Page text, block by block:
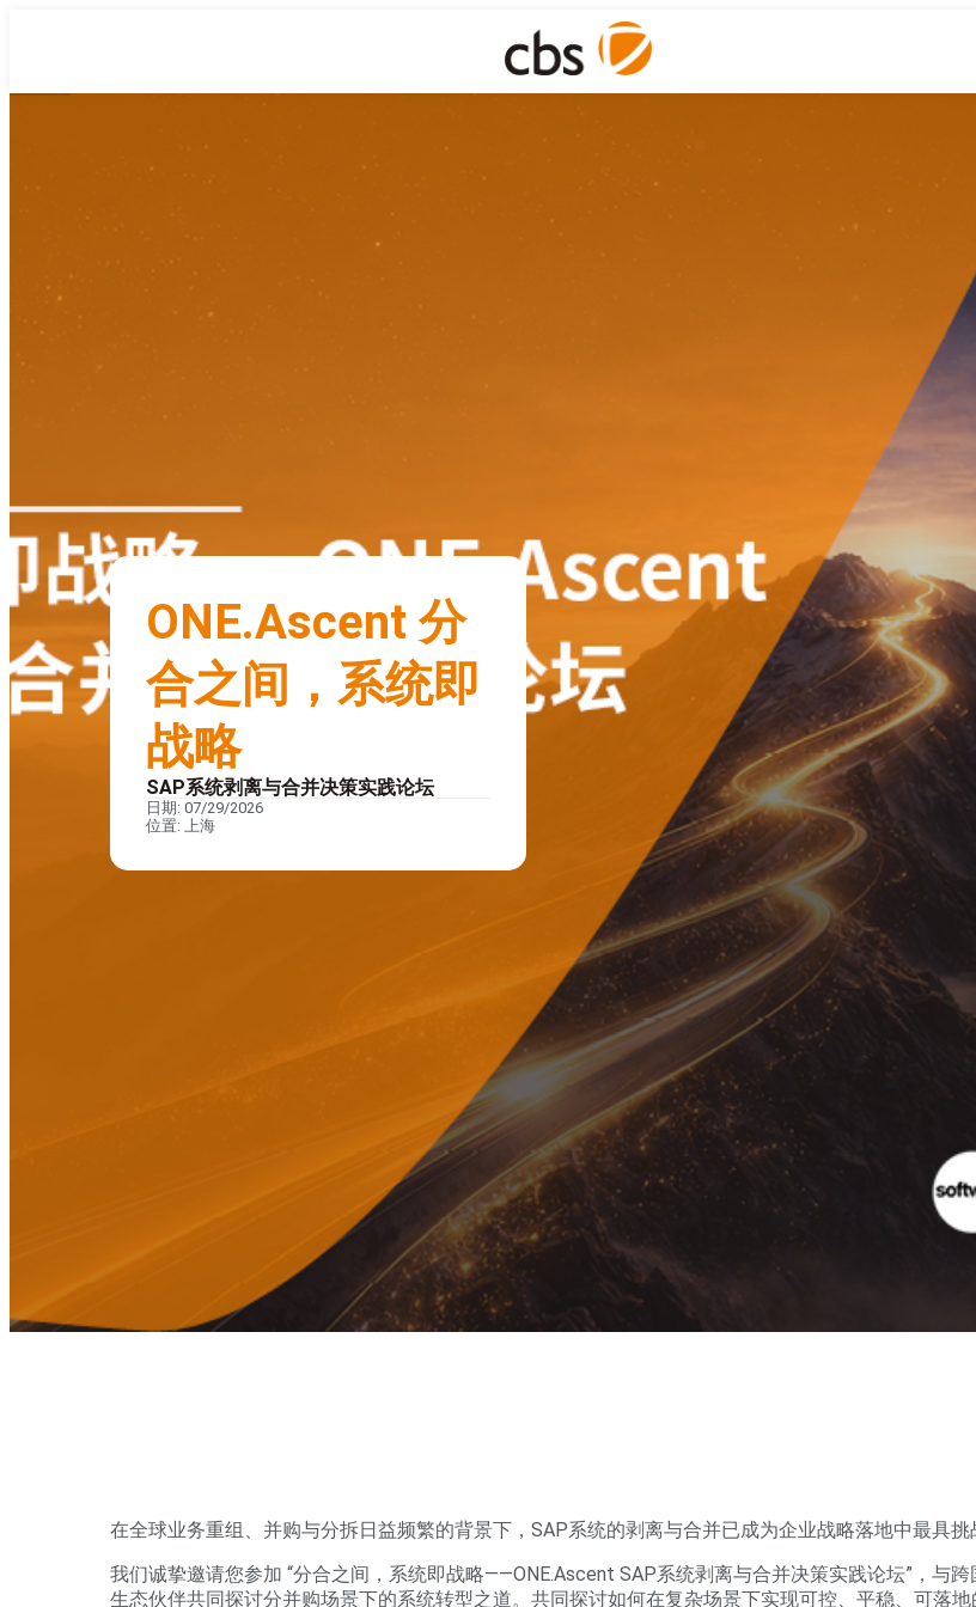
ONE.Ascent 分
合之间，系统即
战略
SAP系统剥离与合并决策实践论坛
日期: 07/29/2026
位置: 上海
在全球业务重组、并购与分拆日益频繁的背景下，SAP系统的剥离与合并已成为企业战略落地中最具
我们诚挚邀请您参加 “分合之间，系统即战略——ONE.Ascent SAP系统剥离与合并决策实践论坛”，与
生态伙伴共同探讨分并购场景下的系统转型之道。共同探讨如何在复杂场景下实现可控、平稳、可落地